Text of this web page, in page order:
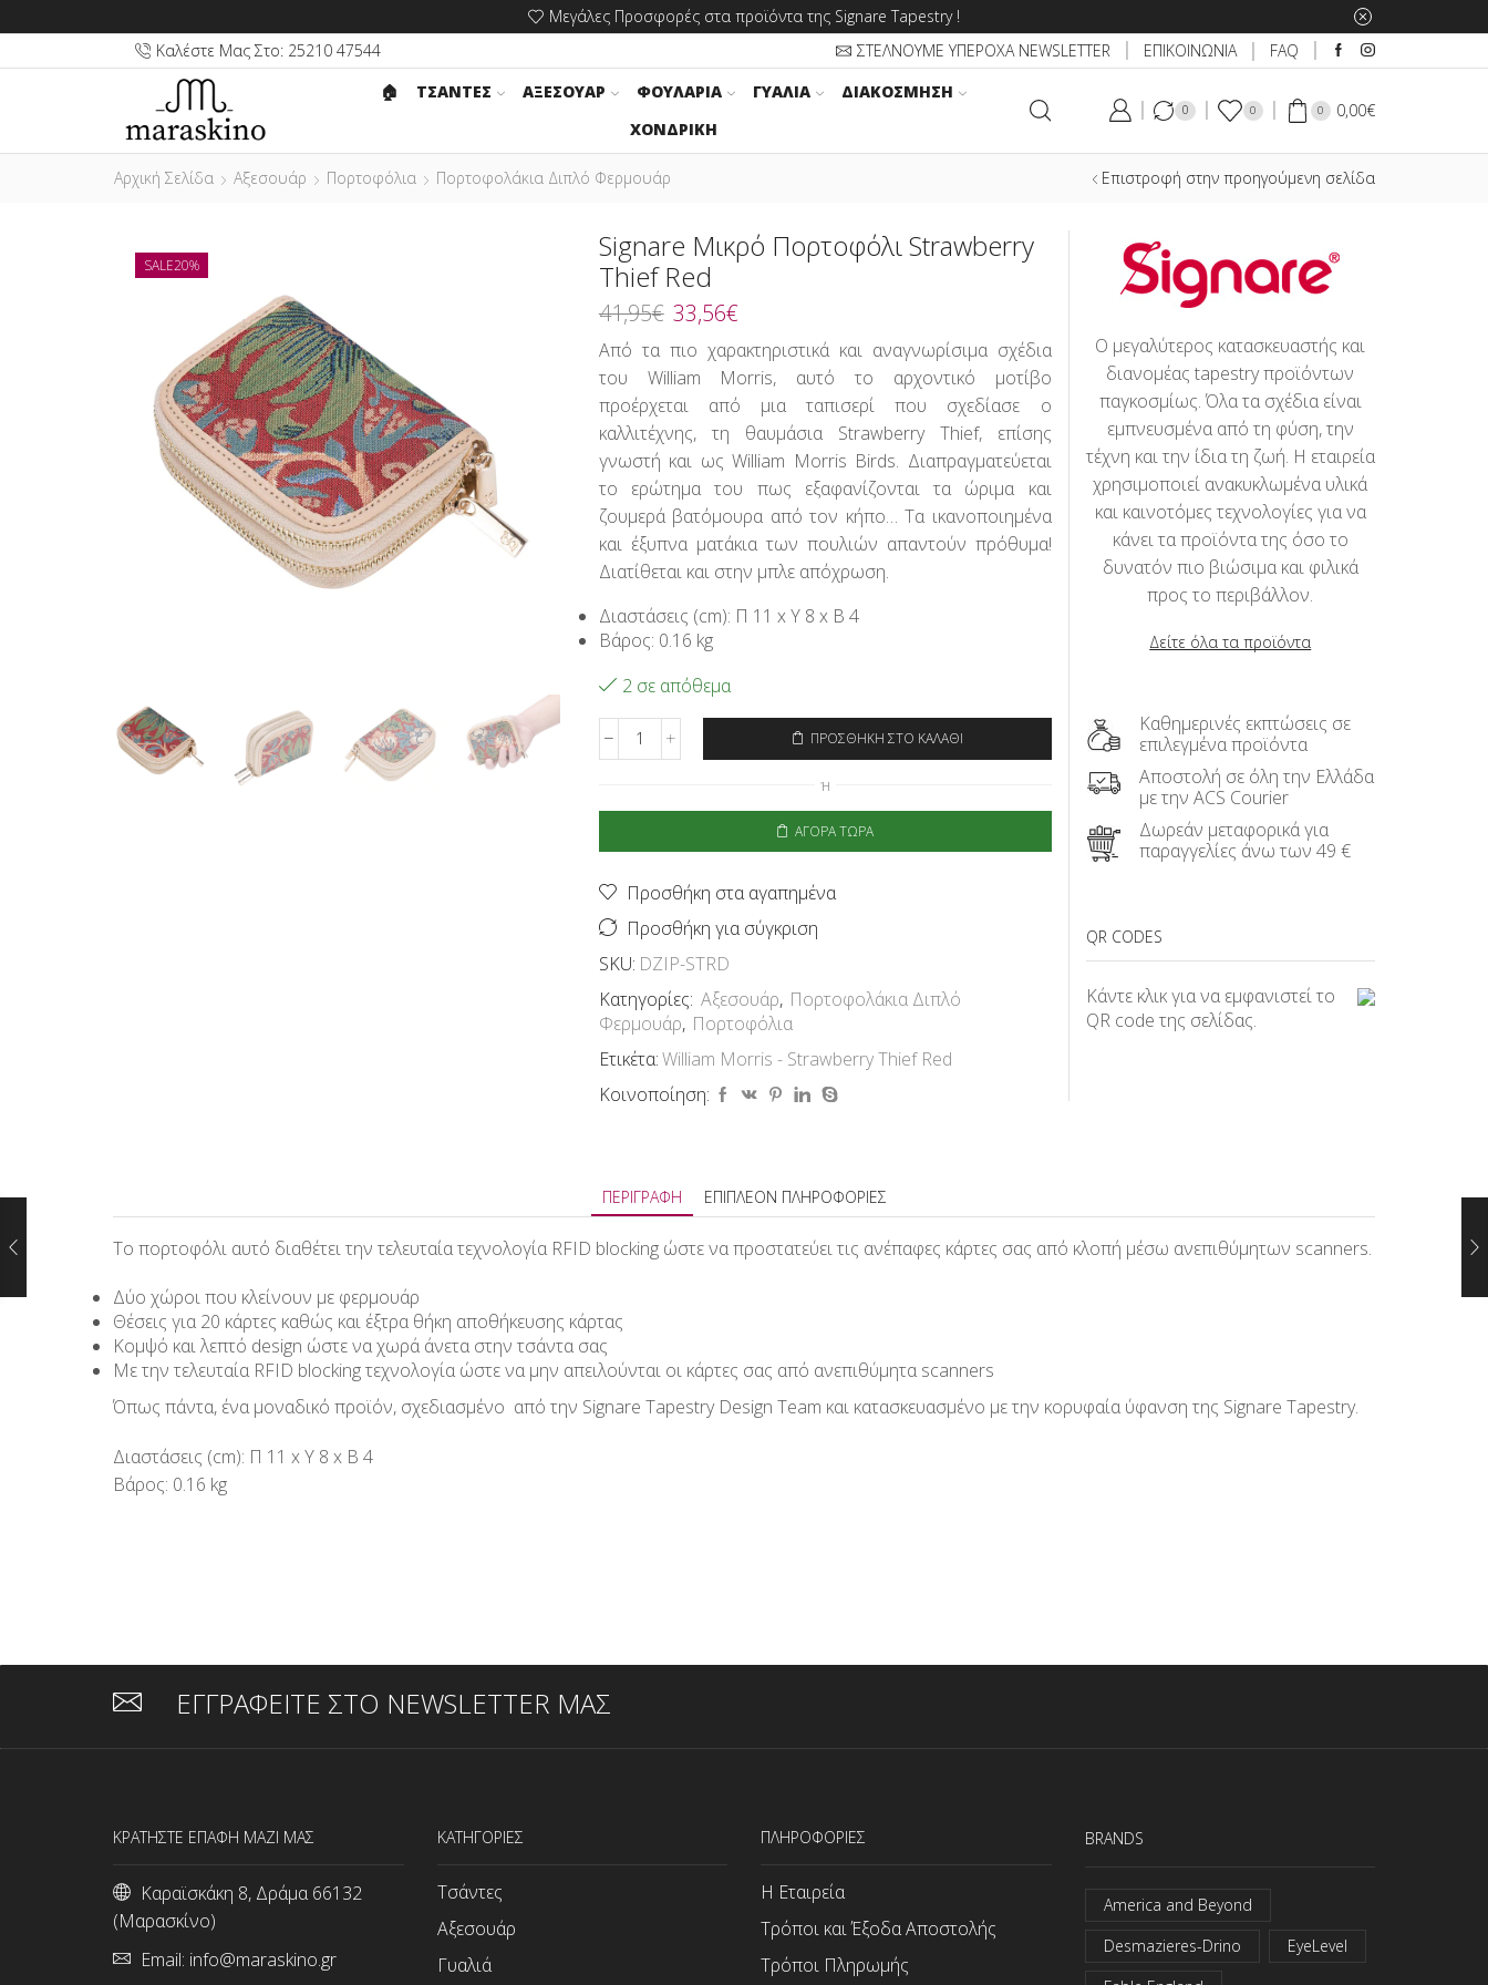
Μεγάλες Προσφορές στα προϊόντα της Signare Tapestry !
Καλέστε Μας Στο: 25210 47544
ΣΤΕΛΝΟΥΜΕ ΥΠΕΡΟΧΑ NEWSLETTER ΕΠΙΚΟΙΝΩΝΙΑ
FAQ
🏠︎
ΤΣΑΝΤΕΣ ΑΞΕΣΟΥΆΡ ΦΟΥΛΆΡΙΑ ΓΥΑΛΙΆ
ΔΙΑΚΌΣΜΗΣΗ
ΧΟΝΔΡΙΚΉ
0 0 0 0,00€
Αρχική Σελίδα Αξεσουάρ Πορτοφόλια Πορτοφολάκια Διπλό Φερμουάρ Επιστροφή στην προηγούμενη σελίδα
SALE20%
Signare Μικρό Πορτοφόλι Strawberry
Thief Red
41,95€ Original
was:
41,95€.
33,56€Η
τρέχουσα
τιμή
είναι:
33,56€.
Από τα πιο χαρακτηριστικά και αναγνωρίσιμα σχέδια
του William Morris, αυτό το αρχοντικό μοτίβο
προέρχεται από μια ταπισερί που σχεδίασε ο
καλλιτέχνης, τη θαυμάσια Strawberry Thief, επίσης
γνωστή και ως William Morris Birds. Διαπραγματεύεται
το ερώτημα του πως εξαφανίζονται τα ώριμα και
ζουμερά βατόμουρα από τον κήπο… Τα ικανοποιημένα
και έξυπνα ματάκια των πουλιών απαντούν πρόθυμα!
Διατίθεται και στην μπλε απόχρωση.
Διαστάσεις (cm): Π 11 x Υ 8 x Β 4
Βάρος: 0.16 kg
2 σε απόθεμα
Signare
Strawberry
Red
ποσότητα
ΠΡΟΣΘΉΚΗ ΣΤΟ ΚΑΛΆΘΙ
Ή
ΑΓΟΡΆ ΤΏΡΑ
Προσθήκη στα αγαπημένα
Προσθήκη για σύγκριση
SKU: DZIP-STRD
Κατηγορίες: Αξεσουάρ, Πορτοφολάκια Διπλό
Φερμουάρ, Πορτοφόλια
Ετικέτα:William Morris - Strawberry Thief Red
Κοινοποίηση:
Ο μεγαλύτερος κατασκευαστής και
διανομέας tapestry προϊόντων
παγκοσμίως. Όλα τα σχέδια είναι
εμπνευσμένα από τη φύση, την
τέχνη και την ίδια τη ζωή. Η εταιρεία
χρησιμοποιεί ανακυκλωμένα υλικά
και καινοτόμες τεχνολογίες για να
κάνει τα προϊόντα της όσο το
δυνατόν πιο βιώσιμα και φιλικά
προς το περιβάλλον.
Δείτε όλα τα προϊόντα
Καθημερινές εκπτώσεις σε
επιλεγμένα προϊόντα
Αποστολή σε όλη την Ελλάδα
με την ACS Courier
Δωρεάν μεταφορικά για
παραγγελίες άνω των 49 €
QR CODES
Κάντε κλικ για να εμφανιστεί το
QR code της σελίδας.
ΠΕΡΙΓΡΑΦΉ ΕΠΙΠΛΈΟΝ ΠΛΗΡΟΦΟΡΊΕΣ
Το πορτοφόλι αυτό διαθέτει την τελευταία τεχνολογία RFID blocking ώστε να προστατεύει τις ανέπαφες κάρτες σας από κλοπή μέσω ανεπιθύμητων scanners.
Δύο χώροι που κλείνουν με φερμουάρ
Θέσεις για 20 κάρτες καθώς και έξτρα θήκη αποθήκευσης κάρτας
Κομψό και λεπτό design ώστε να χωρά άνετα στην τσάντα σας
Με την τελευταία RFID blocking τεχνολογία ώστε να μην απειλούνται οι κάρτες σας από ανεπιθύμητα scanners
Όπως πάντα, ένα μοναδικό προϊόν, σχεδιασμένο από την Signare Τapestry Design Team και κατασκευασμένο με την κορυφαία ύφανση της Signare Tapestry.
Διαστάσεις (cm): Π 11 x Υ 8 x Β 4
Βάρος: 0.16 kg
ΕΓΓΡΑΦΕΙΤΕ ΣΤΟ NEWSLETTER ΜΑΣ
ΚΡΑΤΗΣΤΕ ΕΠΑΦΗ ΜΑΖΙ ΜΑΣ
Καραϊσκάκη 8, Δράμα 66132
(Μαρασκίνο)
Email: info@maraskino.gr
ΚΑΤΗΓΟΡΙΕΣ
Τσάντες
Αξεσουάρ
Γυαλιά
ΠΛΗΡΟΦΟΡΙΕΣ
Η Εταιρεία
Τρόποι και Έξοδα Αποστολής
Τρόποι Πληρωμής
BRANDS
America and Beyond
Desmazieres-Drino
EyeLevel